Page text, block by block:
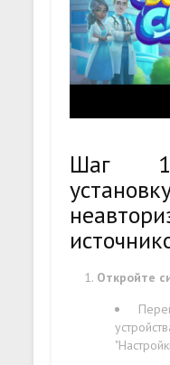
Шаг 1:
Откройте